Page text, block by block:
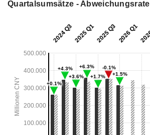
Quartalsumsätze - Abweichungsrate